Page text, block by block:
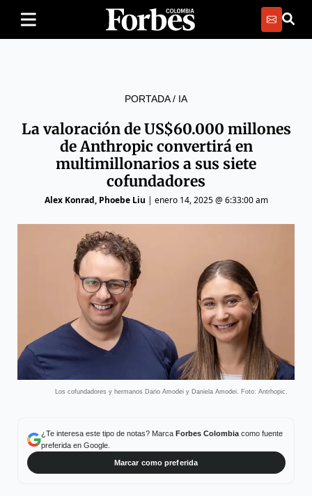
PORTADA/ IA
La valoración de US$60.000 millones
de Anthropic convertirá en
multimillonarios a sus siete
cofundadores
Alex Konrad, Phoebe Liu | enero 14, 2025 @ 6:33:00 am
Los cofundadores y hermanos Dario Amodei y Daniela Amodei. Foto: Antrhopic.
¿Te interesa este tipo de notas? Marca Forbes Colombiacomo fuente
preferida en Google.
Marcar como preferida